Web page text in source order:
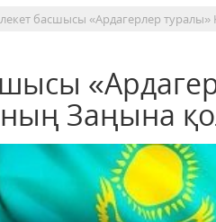
басшысы «Ардагерлер
Заңына